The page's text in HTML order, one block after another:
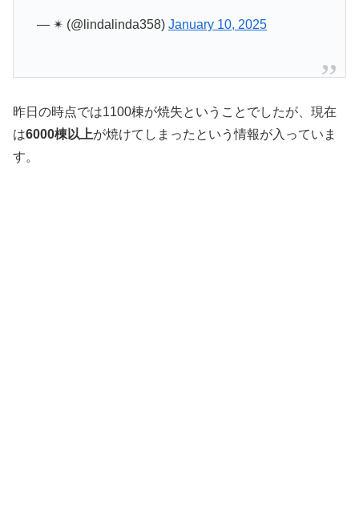
— ✴︎ (@lindalinda358) January 10, 2025
昨日の時点では1100棟が焼失ということでしたが、現在
は6000棟以上が焼けてしまったという情報が入っていま
す。